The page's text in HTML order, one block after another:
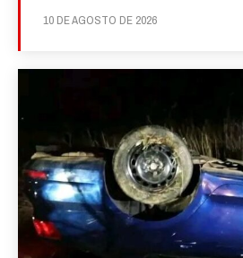
10 DE AGOSTO DE 2026